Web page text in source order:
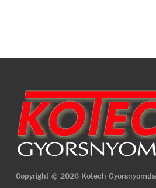
Copyright © 2026 Kotech